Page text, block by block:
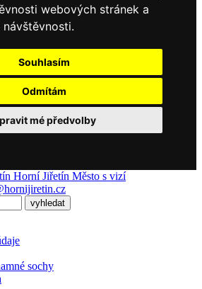
webových stránek a
Souhlasím
Odmítám
mé předvolby
Horní Jiřetín Město s vizí
sochy